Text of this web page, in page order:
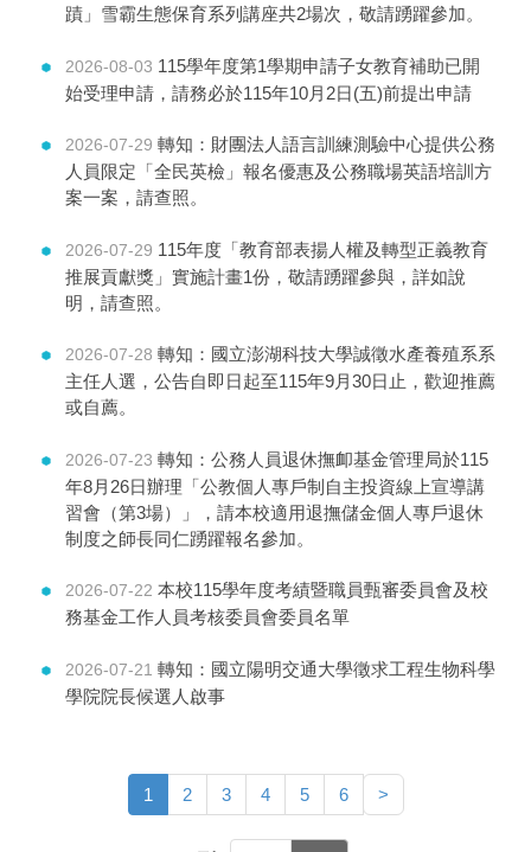
蹟」雪霸生態保育系列講座共2場次，敬請踴躍參加。
2026-08-03 115學年度第1學期申請子女教育補助已開
始受理申請，請務必於115年10月2日(五)前提出申請
2026-07-29 轉知：財團法人語言訓練測驗中心提供公務
人員限定「全民英檢」報名優惠及公務職場英語培訓方
案一案，請查照。
2026-07-29 115年度「教育部表揚人權及轉型正義教育
推展貢獻獎」實施計畫1份，敬請踴躍參與，詳如說
明，請查照。
2026-07-28 轉知：國立澎湖科技大學誠徵水產養殖系系
主任人選，公告自即日起至115年9月30日止，歡迎推薦
或自薦。
2026-07-23 轉知：公務人員退休撫卹基金管理局於115
年8月26日辦理「公教個人專戶制自主投資線上宣導講
習會（第3場）」，請本校適用退撫儲金個人專戶退休
制度之師長同仁踴躍報名參加。
2026-07-22 本校115學年度考績暨職員甄審委員會及校
務基金工作人員考核委員會委員名單
2026-07-21 轉知：國立陽明交通大學徵求工程生物科學
學院院長候選人啟事
1 2 3 4 5 6 >